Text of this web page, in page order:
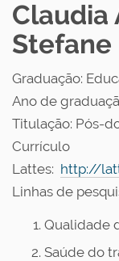
Claudia
Stefane
Graduação:
Ano de
Titulação: Pós-
Currículo
Lattes: http://
Linhas de
Qualidade
Saúde do